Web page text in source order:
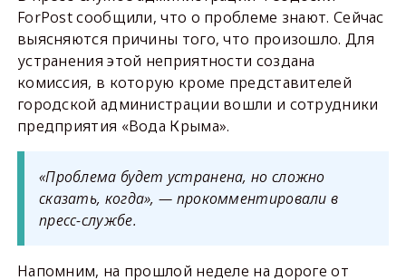
ForPost сообщили, что о проблеме знают. Сейчас
выясняются причины того, что произошло. Для
устранения этой неприятности создана
комиссия, в которую кроме представителей
городской администрации вошли и сотрудники
предприятия «Вода Крыма».
«Проблема будет устранена, но сложно
сказать, когда», — прокомментировали в
пресс-службе.
Напомним, на прошлой неделе на дороге от